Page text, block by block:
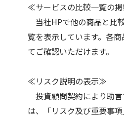
≪サービスの比較一覧の
当社HPで他の商品と比
覧を表示しています。各
てご確認いただけます。
≪リスク説明の表示≫
投資顧問契約により助
は、「リスク及び重要事